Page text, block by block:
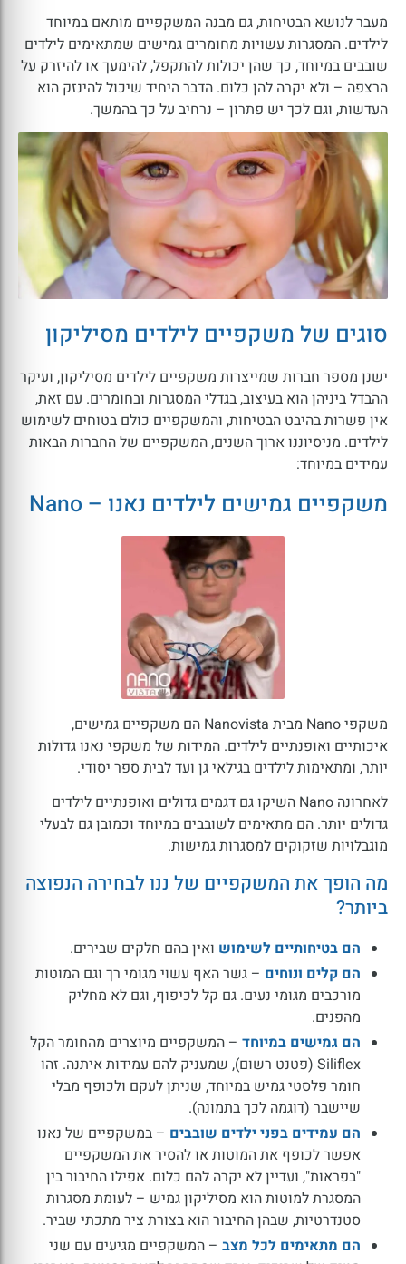
מעבר לנושא הבטיחות, גם מבנה המשקפיים מותאם במיוחד
לילדים. המסגרות עשויות מחומרים גמישים שמתאימים לילדים
שובבים במיוחד, כך שהן יכולות להתקפל, להימעך או להיזרק על
הרצפה – ולא יקרה להן כלום. הדבר היחיד שיכול להינזק הוא
העדשות, וגם לכך יש פתרון – נרחיב על כך בהמשך.
סוגים של משקפיים לילדים מסיליקון
ישנן מספר חברות שמייצרות משקפיים לילדים מסיליקון, ועיקר
ההבדל ביניהן הוא בעיצוב, בגדלי המסגרות ובחומרים. עם זאת,
אין פשרות בהיבט הבטיחות, והמשקפיים כולם בטוחים לשימוש
לילדים. מניסיוננו ארוך השנים, המשקפיים של החברות הבאות
עמידים במיוחד:
משקפיים גמישים לילדים נאנו – Nano
משקפי Nano מבית Nanovista הם משקפיים גמישים,
איכותיים ואופנתיים לילדים. המידות של משקפי נאנו גדולות
יותר, ומתאימות לילדים בגילאי גן ועד לבית ספר יסודי.
לאחרונה Nano השיקו גם דגמים גדולים ואופנתיים לילדים
גדולים יותר. הם מתאימים לשובבים במיוחד וכמובן גם לבעלי
מוגבלויות שזקוקים למסגרות גמישות.
מה הופך את המשקפיים של ננו לבחירה הנפוצה
ביותר?
הם בטיחותיים לשימוש ואין בהם חלקים שבירים.
הם קלים ונוחים – גשר האף עשוי מגומי רך וגם המוטות
מורכבים מגומי נעים. גם קל לכיפוף, וגם לא מחליק
מהפנים.
הם גמישים במיוחד – המשקפיים מיוצרים מהחומר הקל
Siliflex (פטנט רשום), שמעניק להם עמידות איתנה. זהו
חומר פלסטי גמיש במיוחד, שניתן לעקם ולכופף מבלי
שיישבר (דוגמה לכך בתמונה).
הם עמידים בפני ילדים שובבים – במשקפיים של נאנו
אפשר לכופף את המוטות או להסיר את המשקפיים
"בפראות", ועדיין לא יקרה להם כלום. אפילו החיבור בין
המסגרת למוטות הוא מסיליקון גמיש – לעומת מסגרות
סטנדרטיות, שבהן החיבור הוא בצורת ציר מתכתי שביר.
הם מתאימים לכל מצב – המשקפיים מגיעים עם שני